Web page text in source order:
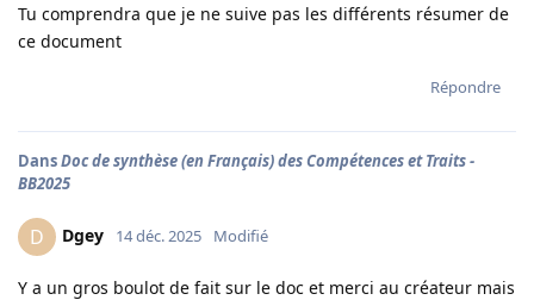
Tu comprendra que je ne suive pas les différents résumer de
ce document
Répondre
DansDoc de synthèse (en Français) des Compétences et Traits -
BB2025
D Dgey 14 déc. 2025 Modifié
Y a un gros boulot de fait sur le doc et merci au créateur mais